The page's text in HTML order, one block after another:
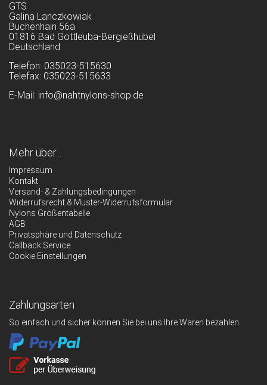
GTS
Galina Lanczkowiak
Buchenhain 56a
01816 Bad Gottleuba-Bergießhübel
Deutschland
Telefon: 035023-515630
Telefax: 035023-515633
E-Mail: info@nahtnylons-shop.de
Mehr über...
Impressum
Kontakt
Versand- & Zahlungsbedingungen
Widerrufsrecht & Muster-Widerrufsformular
Nylons Größentabelle
AGB
Privatsphäre und Datenschutz
Callback Service
Cookie Einstellungen
Zahlungsarten
So einfach und sicher können Sie bei uns Ihre Waren bezahlen.